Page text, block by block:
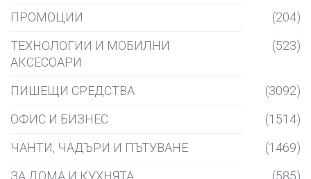
ПРОМОЦИИ
(204)
ТЕХНОЛОГИИ И МОБИЛНИ
АКСЕСОАРИ
(523)
ПИШЕЩИ СРЕДСТВА
(3092)
ОФИС И БИЗНЕС
(1514)
ЧАНТИ, ЧАДЪРИ И ПЪТУВАНЕ
(1469)
ЗА ДОМА И КУХНЯТА
(585)